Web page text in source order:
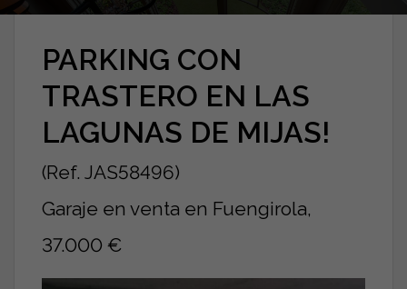
PARKING CON
TRASTERO EN LAS
LAGUNAS DE MIJAS!
(Ref. JAS58496)
Garaje en venta en Fuengirola,
37.000 €